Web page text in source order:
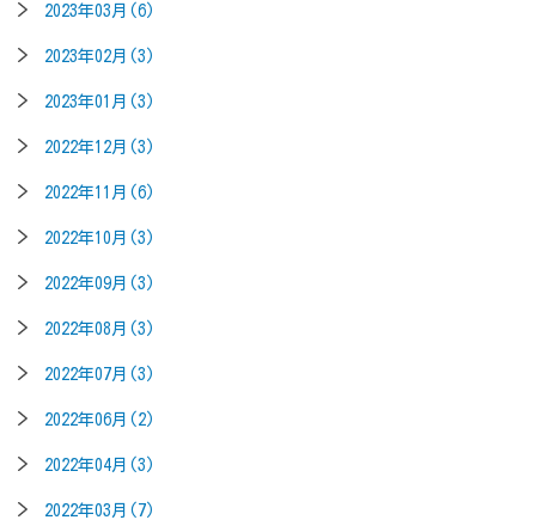
2023年03月(6)
2023年02月(3)
2023年01月(3)
2022年12月(3)
2022年11月(6)
2022年10月(3)
2022年09月(3)
2022年08月(3)
2022年07月(3)
2022年06月(2)
2022年04月(3)
2022年03月(7)